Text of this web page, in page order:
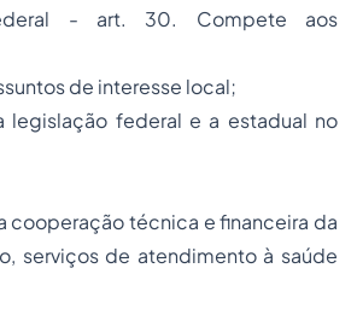
- art. 30. Compete aos
de interesse local;
legislação federal e a estadual no
cooperação técnica e financeira da
serviços de atendimento à saúde